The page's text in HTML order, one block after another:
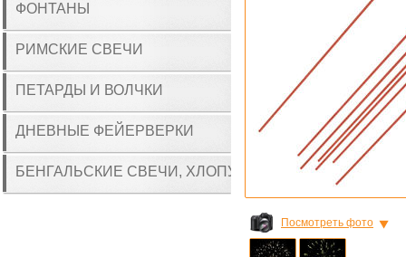
Посмотреть фото
ФОНТАНЫ
РИМСКИЕ СВЕЧИ
ПЕТАРДЫ И ВОЛЧКИ
ДНЕВНЫЕ ФЕЙЕРВЕРКИ
БЕНГАЛЬСКИЕ СВЕЧИ, ХЛОПУШКИ